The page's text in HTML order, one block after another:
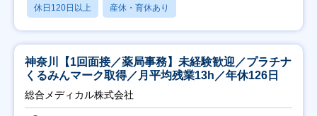
休日120日以上 産休・育休あり
神奈川【1回面接／薬局事務】未経験歓迎／プラチナ
くるみんマーク取得／月平均残業13h／年休126日
総合メディカル株式会社